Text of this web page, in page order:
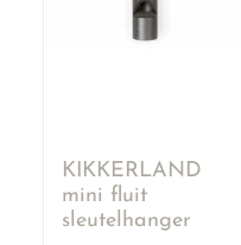
KIKKERLAND
mini fluit
sleutelhanger